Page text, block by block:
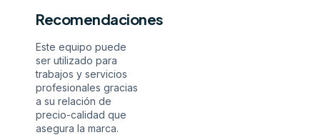
Recomendaciones
Este equipo puede
ser utilizado para
trabajos y servicios
profesionales gracias
a su relación de
precio-calidad que
asegura la marca.